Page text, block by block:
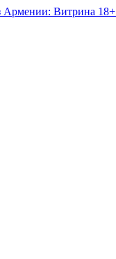
Армении: Витрина 18+